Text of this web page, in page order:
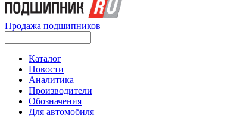
Продажа подшипников
Каталог
Новости
Аналитика
Производители
Обозначения
Для автомобиля